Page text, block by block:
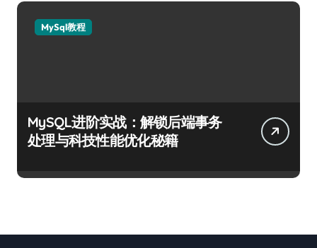
MySql教程
MySQL进阶实战：解锁后端事务
处理与科技性能优化秘籍